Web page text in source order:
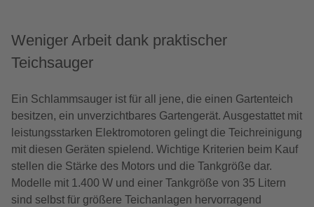
Weniger Arbeit dank praktischer
Teichsauger
Ein Schlammsauger ist für all jene, die einen Gartenteich
besitzen, ein unverzichtbares Gartengerät. Ausgestattet mit
leistungsstarken Elektromotoren gelingt die Teichreinigung
mit diesen Geräten spielend. Wichtige Kriterien beim Kauf
stellen die Stärke des Motors und die Tankgröße dar.
Modelle mit 1.400 W und einer Tankgröße von 35 Litern
sind selbst für größere Teichanlagen hervorragend